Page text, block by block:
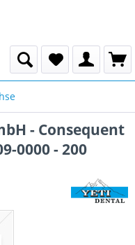
- Consequent
0000 - 200